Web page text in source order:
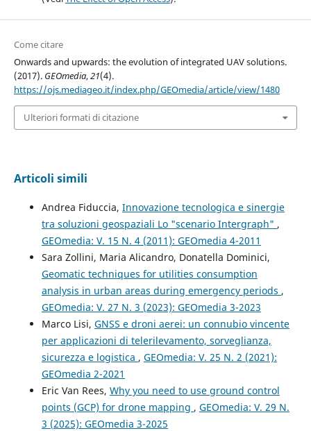
Come citare
Onwards and upwards: the evolution of integrated UAV solutions.
(2017). GEOmedia,21(4).
https://ojs.mediageo.it/index.php/GEOmedia/article/view/1480
Ulteriori formati di citazione
Articoli simili
Andrea Fiduccia, Innovazione tecnologica e sinergie
tra soluzioni geospaziali Lo "scenario Intergraph" ,
GEOmedia: V. 15 N. 4 (2011): GEOmedia 4-2011
Sara Zollini, Maria Alicandro, Donatella Dominici,
Geomatic techniques for utilities consumption
analysis in urban areas during emergency periods ,
GEOmedia: V. 27 N. 3 (2023): GEOmedia 3-2023
Marco Lisi, GNSS e droni aerei: un connubio vincente
per applicazioni di telerilevamento, sorveglianza,
sicurezza e logistica , GEOmedia: V. 25 N. 2 (2021):
GEOmedia 2-2021
Eric Van Rees, Why you need to use ground control
points (GCP) for drone mapping , GEOmedia: V. 29 N.
3 (2025): GEOmedia 3-2025